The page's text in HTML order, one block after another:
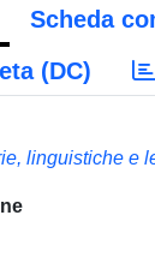
Scheda
(DC)
linguistiche e